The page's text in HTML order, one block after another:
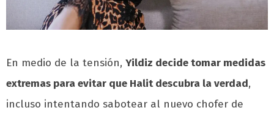
En medio de la tensión, Yildiz decide tomar medidas
extremas para evitar que Halit descubra la verdad,
incluso intentando sabotear al nuevo chofer de